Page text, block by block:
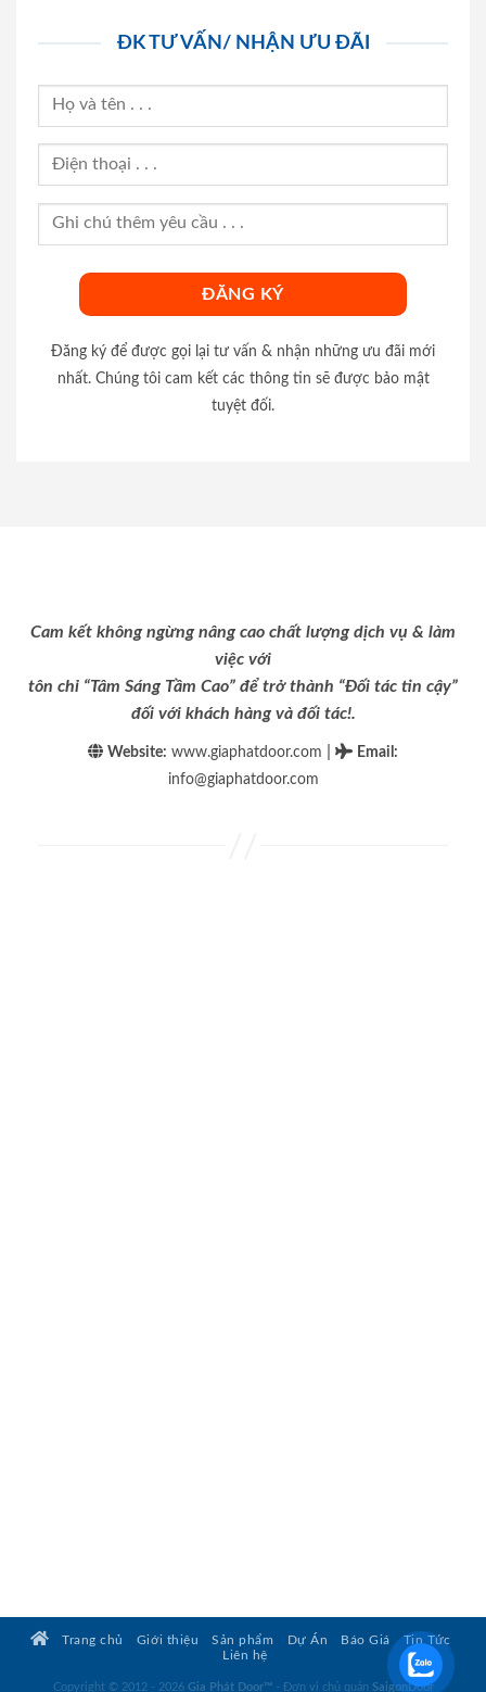
ĐK TƯ VẤN/ NHẬN ƯU ĐÃI
Đăng ký để được gọi lại tư vấn & nhận những ưu đãi mới
nhất. Chúng tôi cam kết các thông tin sẽ được bảo mật
tuyệt đối.
Cam kết không ngừng nâng cao chất lượng dịch vụ & làm
việc với
tôn chỉ “Tâm Sáng Tầm Cao” để trở thành “Đối tác tin cậy”
đối với khách hàng và đối tác!.
Website: www.giaphatdoor.com Email :
info@giaphatdoor.com
Trang chủ Giới thiệu Sản phẩm Dự Án Báo Giá
Tin Tức
Liên hệ
Copyright © 2012 - 2026 Gia Phát Door™- Đơn vị chủ quản SaigonDoor